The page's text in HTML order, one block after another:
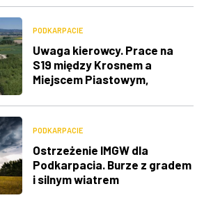
PODKARPACIE
Uwaga kierowcy. Prace na
S19 między Krosnem a
Miejscem Piastowym,
Barwinka
PODKARPACIE
Ostrzeżenie IMGW dla
Podkarpacia. Burze z gradem
i silnym wiatrem